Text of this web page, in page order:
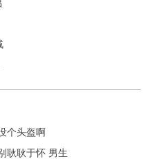
个头盔啊
耿耿于怀 男生